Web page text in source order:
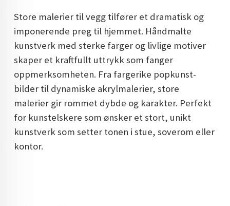
STORE MALERIER TIL STUE
NORSK KUNST
DOPAMIN DECOR NORGE
DOPAMIN DECOR NORGE
Store malerier til vegg tilfører et dramatisk og
imponerende preg til hjemmet. Håndmalte
kunstverk med sterke farger og livlige motiver
skaper et kraftfullt uttrykk som fanger
oppmerksomheten. Fra fargerike popkunst-
bilder til dynamiske akrylmalerier, store
malerier gir rommet dybde og karakter. Perfekt
for kunstelskere som ønsker et stort, unikt
kunstverk som setter tonen i stue, soverom eller
kontor.